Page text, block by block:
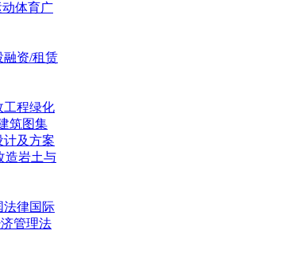
体育广
融资/租赁
工程绿化
筑图集
计及方案
造岩土与
法律国际
管理法